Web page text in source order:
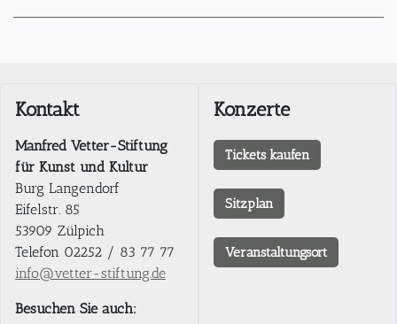
Kontakt
Manfred Vetter-Stiftung
für Kunst und Kultur
Burg Langendorf
Eifelstr. 85
53909 Zülpich
Telefon 02252 / 83 77 77
info@vetter-stiftung.de
Besuchen Sie auch:
Konzerte
Tickets kaufen
Sitzplan
Veranstaltungsort